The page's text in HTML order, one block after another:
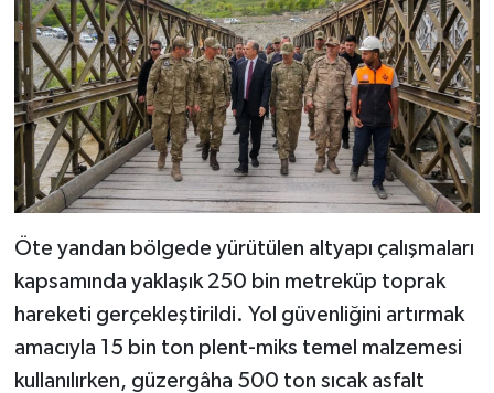
Öte yandan bölgede yürütülen altyapı çalışmaları
kapsamında yaklaşık 250 bin metreküp toprak
hareketi gerçekleştirildi. Yol güvenliğini artırmak
amacıyla 15 bin ton plent-miks temel malzemesi
kullanılırken, güzergâha 500 ton sıcak asfalt